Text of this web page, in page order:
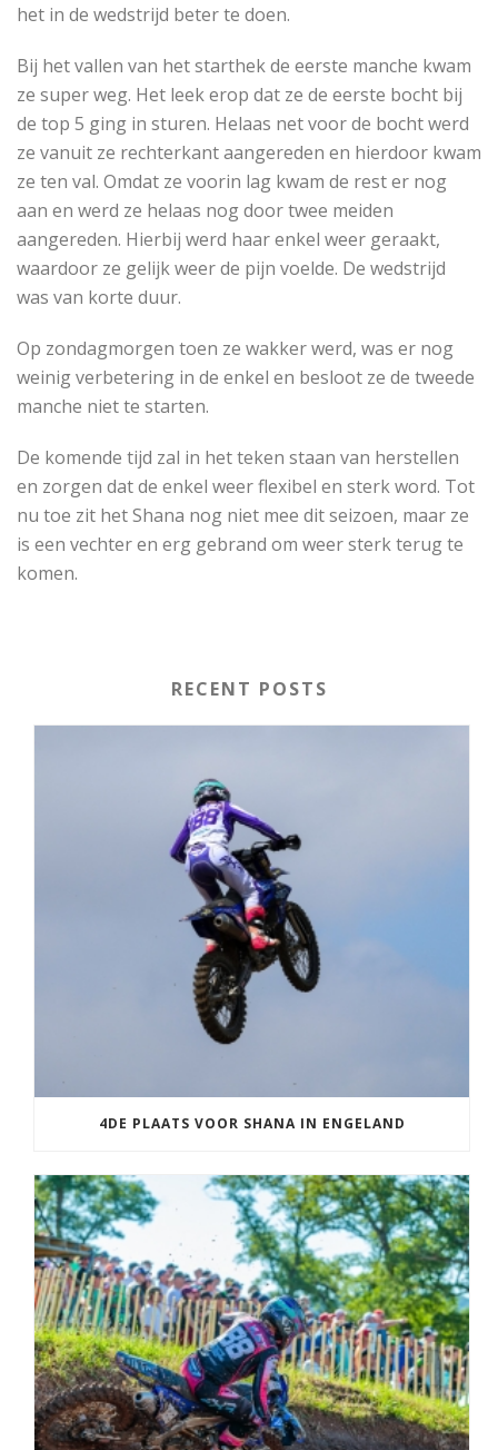
het in de wedstrijd beter te doen.
Bij het vallen van het starthek de eerste manche kwam
ze super weg. Het leek erop dat ze de eerste bocht bij
de top 5 ging in sturen. Helaas net voor de bocht werd
ze vanuit ze rechterkant aangereden en hierdoor kwam
ze ten val. Omdat ze voorin lag kwam de rest er nog
aan en werd ze helaas nog door twee meiden
aangereden. Hierbij werd haar enkel weer geraakt,
waardoor ze gelijk weer de pijn voelde. De wedstrijd
was van korte duur.
Op zondagmorgen toen ze wakker werd, was er nog
weinig verbetering in de enkel en besloot ze de tweede
manche niet te starten.
De komende tijd zal in het teken staan van herstellen
en zorgen dat de enkel weer flexibel en sterk word. Tot
nu toe zit het Shana nog niet mee dit seizoen, maar ze
is een vechter en erg gebrand om weer sterk terug te
komen.
RECENT POSTS
4DE PLAATS VOOR SHANA IN ENGELAND